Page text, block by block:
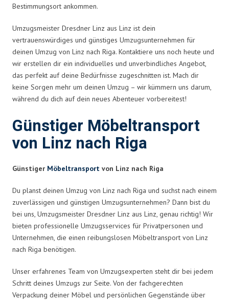
Bestimmungsort ankommen.
Umzugsmeister Dresdner Linz aus Linz ist dein
vertrauenswürdiges und günstiges Umzugsunternehmen für
deinen Umzug von Linz nach Riga. Kontaktiere uns noch heute und
wir erstellen dir ein individuelles und unverbindliches Angebot,
das perfekt auf deine Bedürfnisse zugeschnitten ist. Mach dir
keine Sorgen mehr um deinen Umzug – wir kümmern uns darum,
während du dich auf dein neues Abenteuer vorbereitest!
Günstiger Möbeltransport
von Linz nach Riga
Günstiger Möbeltransport von Linz nach Riga
Du planst deinen Umzug von Linz nach Riga und suchst nach einem
zuverlässigen und günstigen Umzugsunternehmen? Dann bist du
bei uns, Umzugsmeister Dresdner Linz aus Linz, genau richtig! Wir
bieten professionelle Umzugsservices für Privatpersonen und
Unternehmen, die einen reibungslosen Möbeltransport von Linz
nach Riga benötigen.
Unser erfahrenes Team von Umzugsexperten steht dir bei jedem
Schritt deines Umzugs zur Seite. Von der fachgerechten
Verpackung deiner Möbel und persönlichen Gegenstände über